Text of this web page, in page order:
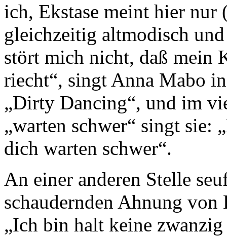
ich, Ekstase meint hier nur
gleichzeitig altmodisch
stört mich nicht, daß mein
riecht“, singt Anna Mabo
„Dirty Dancing“, und im
„warten schwer“ singt
dich warten schwer“.
An einer anderen Stelle
schaudernden Ahnung von
„Ich bin halt keine